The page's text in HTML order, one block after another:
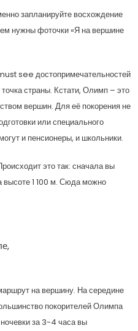
запланируйте восхождение
нужны фоточки «Я на вершине
see достопримечательностей
страны. Кстати, Олимп – это
вершин. Для её покорения не
или специального
и пенсионеры, и школьники.
это так: сначала вы
высоте 1 100 м. Сюда можно
на вершину. На середине
покорителей Олимпа
за 3-4 часа вы